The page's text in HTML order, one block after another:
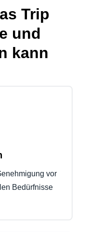
Trip
und
kann
vor
Bedürfnisse